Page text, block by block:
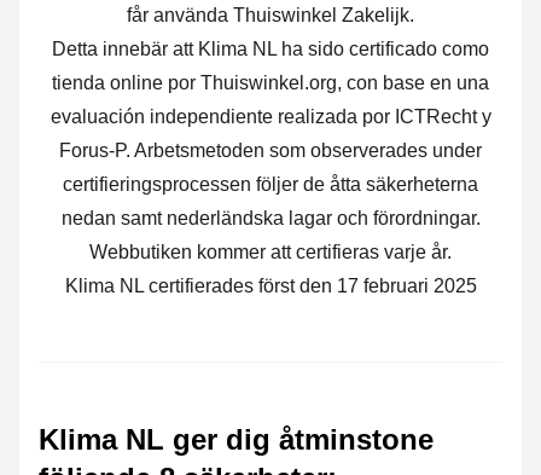
får använda Thuiswinkel Zakelijk.
Detta innebär att Klima NL ha sido certificado como
tienda online por Thuiswinkel.org, con base en una
evaluación independiente realizada por ICTRecht y
Forus-P. Arbetsmetoden som observerades under
certifieringsprocessen följer de åtta säkerheterna
nedan samt nederländska lagar och förordningar.
Webbutiken kommer att certifieras varje år.
Klima NL certifierades först den 17 februari 2025
Klima NL ger dig åtminstone